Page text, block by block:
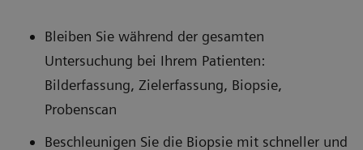
Bleiben Sie während der gesamten
Untersuchung bei Ihrem Patienten:
Bilderfassung, Zielerfassung, Biopsie,
Probenscan
Beschleunigen Sie die Biopsie mit schneller und